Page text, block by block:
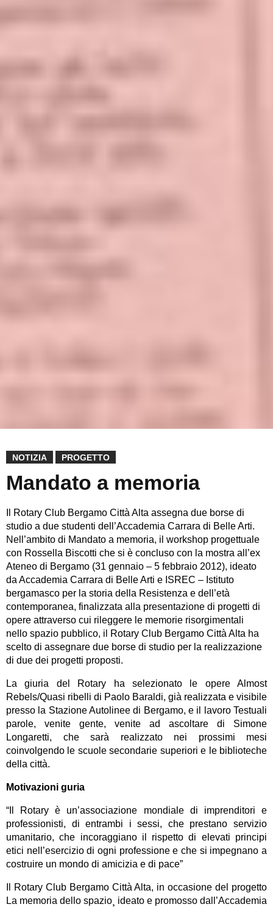
NOTIZIA PROGETTO
Mandato a memoria
Il Rotary Club Bergamo Città Alta assegna due borse di
studio a due studenti dell’Accademia Carrara di Belle Arti.
Nell’ambito di Mandato a memoria, il workshop progettuale
con Rossella Biscotti che si è concluso con la mostra all’ex
Ateneo di Bergamo (31 gennaio – 5 febbraio 2012), ideato
da Accademia Carrara di Belle Arti e ISREC – Istituto
bergamasco per la storia della Resistenza e dell’età
contemporanea, finalizzata alla presentazione di progetti di
opere attraverso cui rileggere le memorie risorgimentali
nello spazio pubblico, il Rotary Club Bergamo Città Alta ha
scelto di assegnare due borse di studio per la realizzazione
di due dei progetti proposti.
La giuria del Rotary ha selezionato le opere Almost
Rebels/Quasi ribelli di Paolo Baraldi, già realizzata e visibile
presso la Stazione Autolinee di Bergamo, e il lavoro Testuali
parole, venite gente, venite ad ascoltare di Simone
Longaretti, che sarà realizzato nei prossimi mesi
coinvolgendo le scuole secondarie superiori e le biblioteche
della città.
Motivazioni guria
“Il Rotary è un’associazione mondiale di imprenditori e
professionisti, di entrambi i sessi, che prestano servizio
umanitario, che incoraggiano il rispetto di elevati principi
etici nell’esercizio di ogni professione e che si impegnano a
costruire un mondo di amicizia e di pace”
Il Rotary Club Bergamo Città Alta, in occasione del progetto
La memoria dello spazio¸ ideato e promosso dall’Accademia